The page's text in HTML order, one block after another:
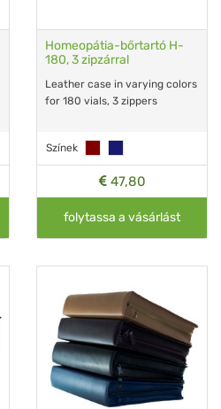
Homeopátia-bőrtartó H-
180, 3 zipzárral
Leather case in varying colors
for 180 vials, 3 zippers
Színek
47,80
folytassa a vásárlást